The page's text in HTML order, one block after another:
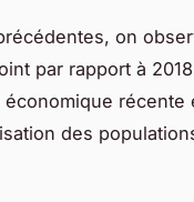
on
par rapport à
récente
des